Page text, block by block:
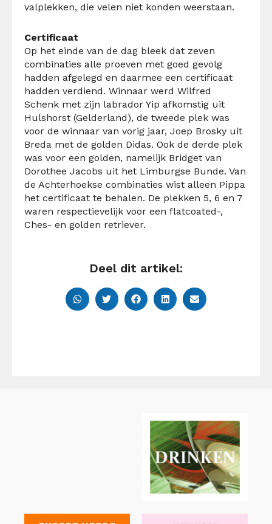
valplekken, die velen niet konden weerstaan.
Certificaat
Op het einde van de dag bleek dat zeven
combinaties alle proeven met goed gevolg
hadden afgelegd en daarmee een certificaat
hadden verdiend. Winnaar werd Wilfred
Schenk met zijn labrador Yip afkomstig uit
Hulshorst (Gelderland), de tweede plek was
voor de winnaar van vorig jaar, Joep Brosky uit
Breda met de golden Didas. Ook de derde plek
was voor een golden, namelijk Bridget van
Dorothee Jacobs uit het Limburgse Bunde. Van
de Achterhoekse combinaties wist alleen Pippa
het certificaat te behalen. De plekken 5, 6 en 7
waren respectievelijk voor een flatcoated-,
Ches- en golden retriever.
Deel dit artikel: